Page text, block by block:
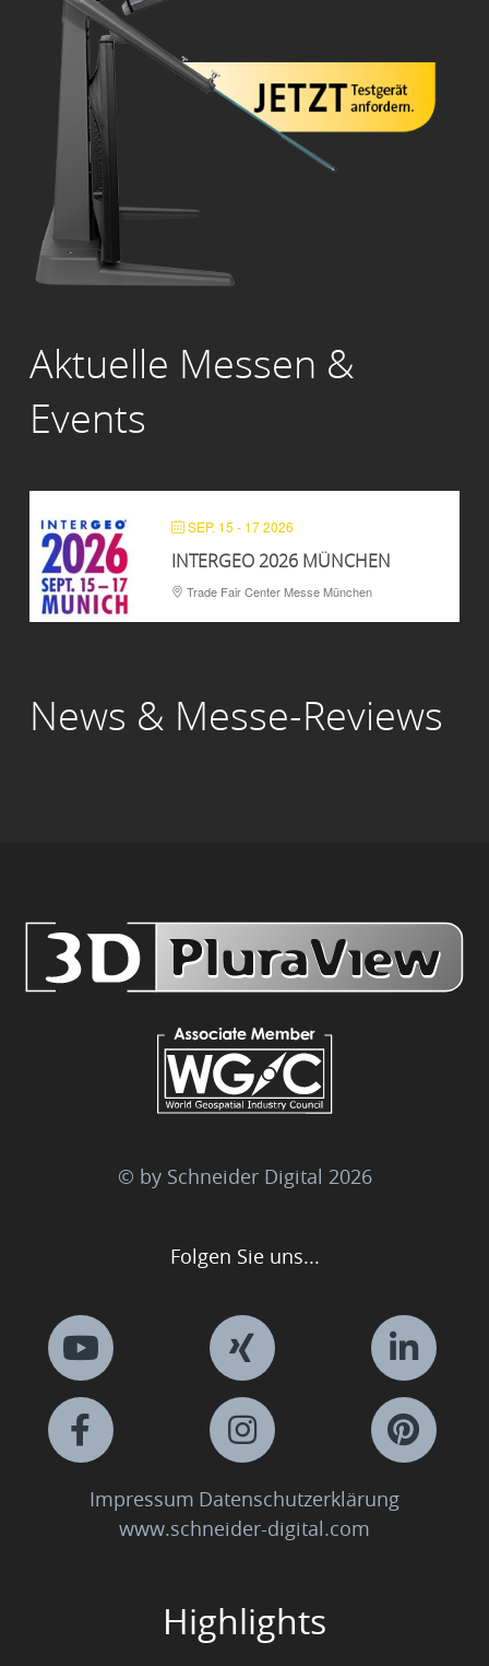
Aktuelle Messen &
Events
SEP. 15 - 17 2026
INTERGEO 2026 MÜNCHEN
Trade Fair Center Messe München
News & Messe-Reviews
© by Schneider Digital 2026
Folgen Sie uns...
Impressum Datenschutzerklärung
www.schneider-digital.com
Highlights